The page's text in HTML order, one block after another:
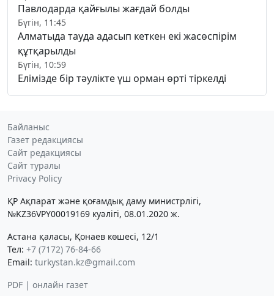
Павлодарда қайғылы жағдай болды
Бүгін, 11:45
Алматыда тауда адасып кеткен екі жасөспірім
құтқарылды
Бүгін, 10:59
Елімізде бір тәулікте үш орман өрті тіркелді
Байланыс
Газет редакциясы
Сайт редакциясы
Сайт туралы
Privacy Policy
ҚР Ақпарат және қоғамдық даму министрлігі,
№KZ36VPY00019169 куәлігі, 08.01.2020 ж.
Астана қаласы, Қонаев көшесі, 12/1
Тел: +7 (7172) 76-84-66
Email: turkystan.kz@gmail.com
PDF | онлайн газет